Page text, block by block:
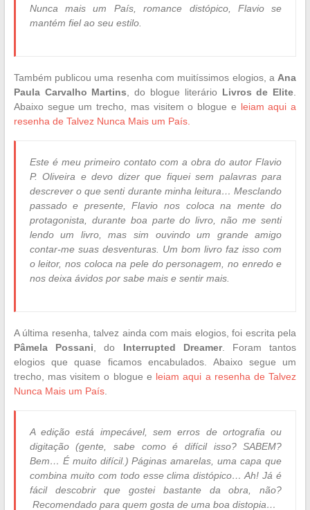
Nunca mais um País, romance distópico, Flavio se
mantém fiel ao seu estilo.
Também publicou uma resenha com muitíssimos elogios, a Ana
Paula Carvalho Martins , do blogue literário Livros de Elite
Abaixo segue um trecho, mas visitem o blogue e leiam aqui a
resenha de Talvez Nunca Mais um País.
Este é meu primeiro contato com a obra do autor Flavio
P. Oliveira e devo dizer que fiquei sem palavras para
descrever o que senti durante minha leitura… Mesclando
passado e presente, Flavio nos coloca na mente do
protagonista, durante boa parte do livro, não me senti
lendo um livro, mas sim ouvindo um grande amigo
contar-me suas desventuras. Um bom livro faz isso com
o leitor, nos coloca na pele do personagem, no enredo e
nos deixa ávidos por sabe mais e sentir mais.
A última resenha, talvez ainda com mais elogios, foi escrita pela
Pâmela Possani , do Interrupted Dreamer. Foram tantos
elogios que quase ficamos encabulados. Abaixo segue um
trecho, mas visitem o blogue e leiam aqui a resenha de Talvez
Nunca Mais um País.
A edição está impecável, sem erros de ortografia ou
digitação (gente, sabe como é difícil isso? SABEM?
Bem… É muito difícil.) Páginas amarelas, uma capa que
combina muito com todo esse clima distópico… Ah! Já é
fácil descobrir que gostei bastante da obra, não?
Recomendado para quem gosta de uma boa distopia…